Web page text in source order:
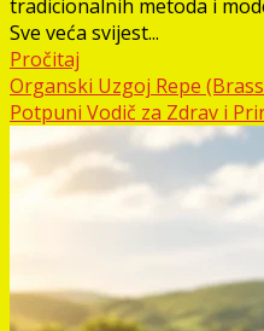
tradicionalnih metoda i
Sve veća svijest...
Pročitaj
Organski Uzgoj Repe
Potpuni Vodič za Zdrav i